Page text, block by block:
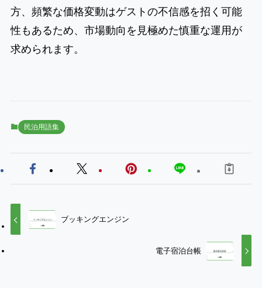
方、頻繁な価格変動はゲストの不信感を招く可能
性もあるため、市場動向を見極めた慎重な運用が
求められます。
民泊用語集
ブッキングエンジン
電子宿泊台帳